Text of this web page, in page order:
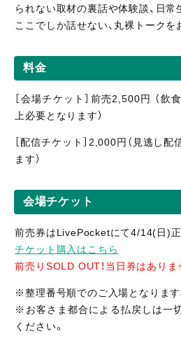
られない取材の裏話や体験談、日
ここでしか話せない、丸裸トークを
料金
［会場チケット］前売2,500円 （飲
上必要となります）
［配信チケット］2,000円（見逃し配
ます）
会場チケット
前売券はLivePocketにて4/14(日)正
チケット購入はこちら
前売りSOLD OUT！当日券はありま
※整理番号順でのご入場となります
※お客さま都合による払戻しは一
ください。